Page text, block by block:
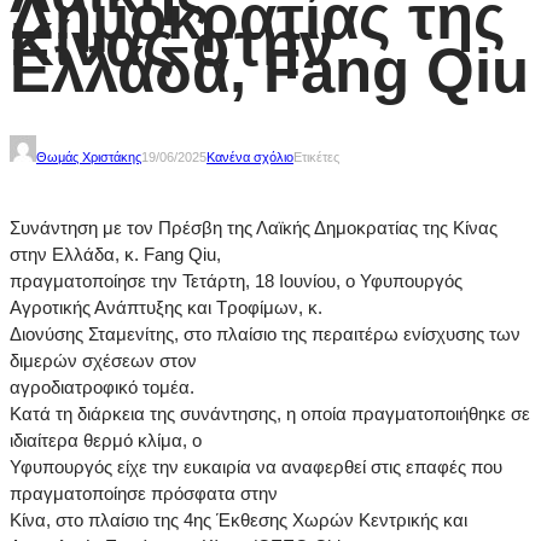
Δημοκρατίας της
Κίνας στην
Ελλάδα, Fang Qiu
Θωμάς Χριστάκης19/06/2025Κανένα σχόλιοΕτικέτες
Συνάντηση με τον Πρέσβη της Λαϊκής Δημοκρατίας της Κίνας
στην Ελλάδα, κ. Fang Qiu,
πραγματοποίησε την Τετάρτη, 18 Ιουνίου, ο Υφυπουργός
Αγροτικής Ανάπτυξης και Τροφίμων, κ.
Διονύσης Σταμενίτης, στο πλαίσιο της περαιτέρω ενίσχυσης των
διμερών σχέσεων στον
αγροδιατροφικό τομέα.
Κατά τη διάρκεια της συνάντησης, η οποία πραγματοποιήθηκε σε
ιδιαίτερα θερμό κλίμα, ο
Υφυπουργός είχε την ευκαιρία να αναφερθεί στις επαφές που
πραγματοποίησε πρόσφατα στην
Κίνα, στο πλαίσιο της 4ης Έκθεσης Χωρών Κεντρικής και